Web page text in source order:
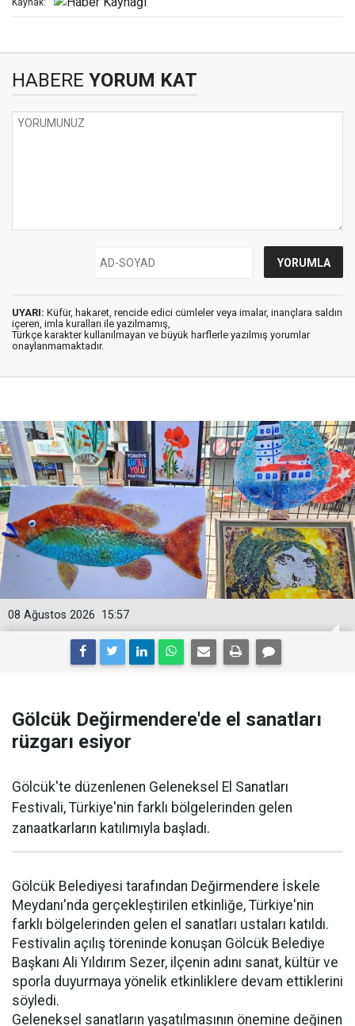
Kaynak:
HABERE YORUM KAT
UYARI: Küfür, hakaret, rencide edici cümleler veya imalar, inançlara saldırı
içeren, imla kuralları ile yazılmamış,
Türkçe karakter kullanılmayan ve büyük harflerle yazılmış yorumlar
onaylanmamaktadır.
15:57
08 Ağustos 2026
Gölcük Değirmendere'de el sanatları
rüzgarı esiyor
Gölcük'te düzenlenen Geleneksel El Sanatları
Festivali, Türkiye'nin farklı bölgelerinden gelen
zanaatkarların katılımıyla başladı.
Gölcük Belediyesi tarafından Değirmendere İskele
Meydanı'nda gerçekleştirilen etkinliğe, Türkiye'nin
farklı bölgelerinden gelen el sanatları ustaları katıldı.
Festivalin açılış töreninde konuşan Gölcük Belediye
Başkanı Ali Yıldırım Sezer, ilçenin adını sanat, kültür ve
sporla duyurmaya yönelik etkinliklere devam ettiklerini
söyledi.
Geleneksel sanatların yaşatılmasının önemine değinen